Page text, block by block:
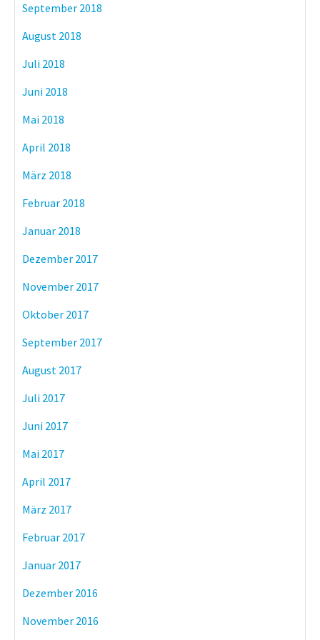
September 2018
August 2018
Juli 2018
Juni 2018
Mai 2018
April 2018
März 2018
Februar 2018
Januar 2018
Dezember 2017
November 2017
Oktober 2017
September 2017
August 2017
Juli 2017
Juni 2017
Mai 2017
April 2017
März 2017
Februar 2017
Januar 2017
Dezember 2016
November 2016